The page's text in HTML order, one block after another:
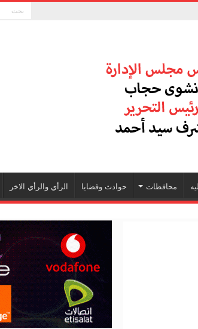
محافظات حوادث وقضايا الرأي والرأي الاخر